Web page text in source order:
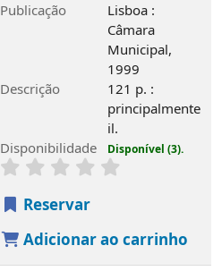
Publicação
Lisboa :
Câmara
Municipal,
1999
Descrição
121 p. :
principalmente
il.
Disponibilidade
Disponível (3).
Reservar
Adicionar ao carrinho